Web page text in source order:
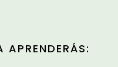
APRENDERÁS: